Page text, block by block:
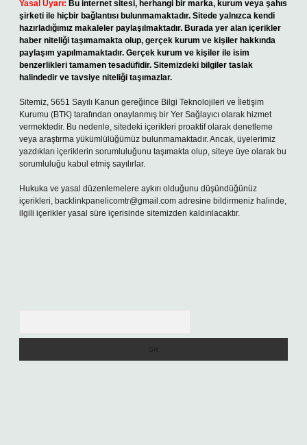
Yasal Uyarı: Bu internet sitesi, herhangi bir marka, kurum veya şahıs
şirketi ile hiçbir bağlantısı bulunmamaktadır. Sitede yalnızca kendi
hazırladığımız makaleler paylaşılmaktadır. Burada yer alan içerikler
haber niteliği taşımamakta olup, gerçek kurum ve kişiler hakkında
paylaşım yapılmamaktadır. Gerçek kurum ve kişiler ile isim
benzerlikleri tamamen tesadüfidir. Sitemizdeki bilgiler taslak
halindedir ve tavsiye niteliği taşımazlar.
Sitemiz, 5651 Sayılı Kanun gereğince Bilgi Teknolojileri ve İletişim
Kurumu (BTK) tarafından onaylanmış bir Yer Sağlayıcı olarak hizmet
vermektedir. Bu nedenle, sitedeki içerikleri proaktif olarak denetleme
veya araştırma yükümlülüğümüz bulunmamaktadır. Ancak, üyelerimiz
yazdıkları içeriklerin sorumluluğunu taşımakta olup, siteye üye olarak bu
sorumluluğu kabul etmiş sayılırlar.
Hukuka ve yasal düzenlemelere aykırı olduğunu düşündüğünüz
içerikleri, backlinkpanelicomtr@gmail.com adresine bildirmeniz halinde,
ilgili içerikler yasal süre içerisinde sitemizden kaldırılacaktır.